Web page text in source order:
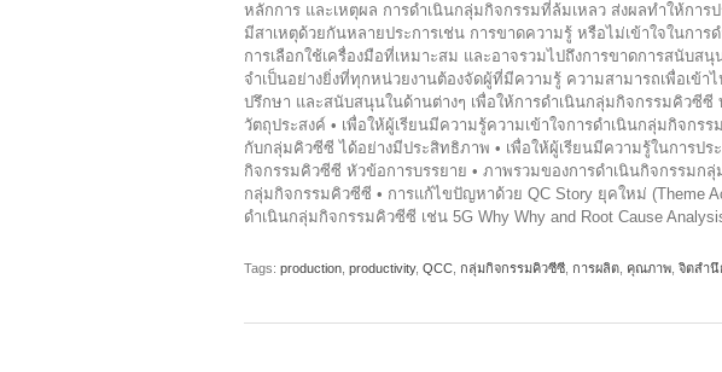
หลักการ และเหตุผล การดำเนินกลุ่มกิจกรรมที่ล้มเหลว ส่งผลทำให้ก
มีสาเหตุด้วยกันหลายประการเช่น การขาดความรู้ หรือไม่เข้าใจในกา
การเลือกใช้เครื่องมือที่เหมาะสม และอาจรวมไปถึงการขาดการสนับส
จำเป็นอย่างยิ่งที่ทุกหน่วยงานต้องจัดผู้ที่มีความรู้ ความสามารถเพื่อเข้
ปรึกษา และสนับสนุนในด้านต่างๆ เพื่อให้การดำเนินกลุ่มกิจกรรมคิวซีซี
วัตถุประสงค์ • เพื่อให้ผู้เรียนมีความรู้ความเข้าใจการดำเนินกลุ่มกิจกร
กับกลุ่มคิวซีซี ได้อย่างมีประสิทธิภาพ • เพื่อให้ผู้เรียนมีความรู้ในการปร
กิจกรรมคิวซีซี หัวข้อการบรรยาย • ภาพรวมของการดำเนินกิจกรรมก
กลุ่มกิจกรรมคิวซีซี • การแก้ไขปัญหาด้วย QC Story ยุคใหม่ (Theme
ดำเนินกลุ่มกิจกรรมคิวซีซี เช่น 5G Why Why and Root Cause
Tags: production, productivity, QCC, กลุ่มกิจกรรมคิวซีซี, การผลิต, คุณภาพ, จิตสำ